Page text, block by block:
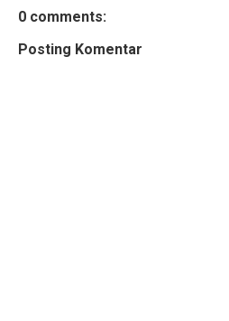
0 comments:
Posting Komentar